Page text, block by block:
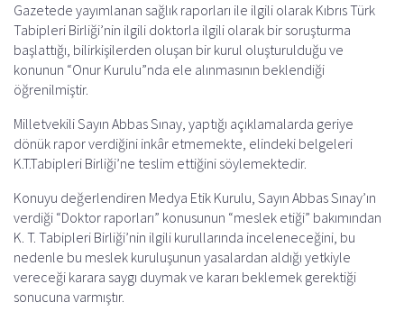
Gazetede yayımlanan sağlık raporları ile ilgili olarak Kıbrıs Türk
Tabipleri Birliği’nin ilgili doktorla ilgili olarak bir soruşturma
başlattığı, bilirkişilerden oluşan bir kurul oluşturulduğu ve
konunun “Onur Kurulu”nda ele alınmasının beklendiği
öğrenilmiştir.
Milletvekili Sayın Abbas Sınay, yaptığı açıklamalarda geriye
dönük rapor verdiğini inkâr etmemekte, elindeki belgeleri
K.T.Tabipleri Birliği’ne teslim ettiğini söylemektedir.
Konuyu değerlendiren Medya Etik Kurulu, Sayın Abbas Sınay’ın
verdiği “Doktor raporları” konusunun “meslek etiği” bakımından
K. T. Tabipleri Birliği’nin ilgili kurullarında inceleneceğini, bu
nedenle bu meslek kuruluşunun yasalardan aldığı yetkiyle
vereceği karara saygı duymak ve kararı beklemek gerektiği
sonucuna varmıştır.